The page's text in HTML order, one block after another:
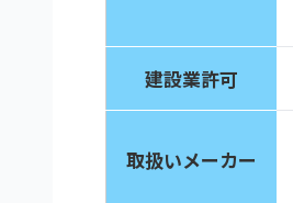
建設業許可
取扱いメーカー